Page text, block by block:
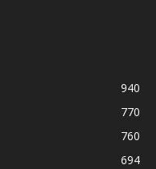
940
770
760
694